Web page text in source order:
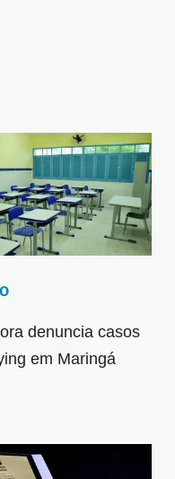
denuncia casos
em Maringá